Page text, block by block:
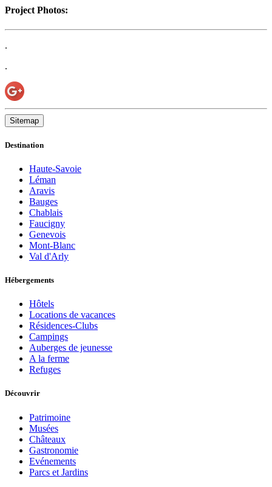
Project Photos:
.
.
Sitemap
Destination
Haute-Savoie
Léman
Aravis
Bauges
Chablais
Faucigny
Genevois
Mont-Blanc
Val d'Arly
Hébergements
Hôtels
Locations de vacances
Résidences-Clubs
Campings
Auberges de jeunesse
A la ferme
Refuges
Découvrir
Patrimoine
Musées
Châteaux
Gastronomie
Evénements
Parcs et Jardins